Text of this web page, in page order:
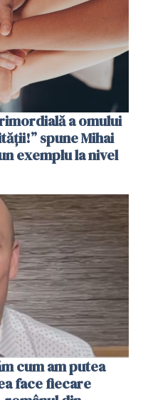
a omului
spune Mihai
exemplu la nivel
cum am putea
face fiecare